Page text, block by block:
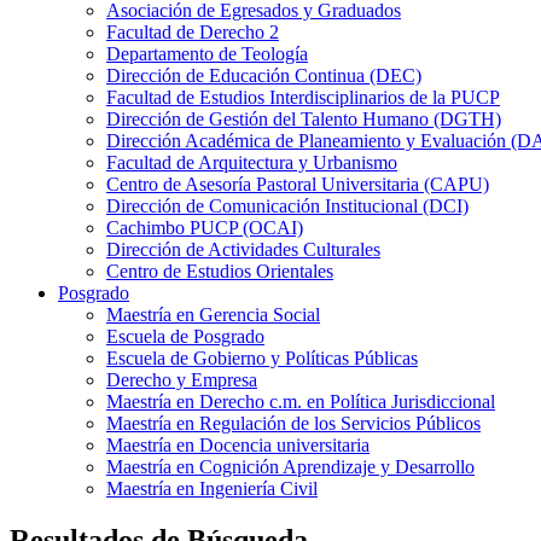
Asociación de Egresados y Graduados
Facultad de Derecho 2
Departamento de Teología
Dirección de Educación Continua (DEC)
Facultad de Estudios Interdisciplinarios de la PUCP
Dirección de Gestión del Talento Humano (DGTH)
Dirección Académica de Planeamiento y Evaluación
Facultad de Arquitectura y Urbanismo
Centro de Asesoría Pastoral Universitaria (CAPU)
Dirección de Comunicación Institucional (DCI)
Cachimbo PUCP (OCAI)
Dirección de Actividades Culturales
Centro de Estudios Orientales
Posgrado
Maestría en Gerencia Social
Escuela de Posgrado
Escuela de Gobierno y Políticas Públicas
Derecho y Empresa
Maestría en Derecho c.m. en Política Jurisdiccional
Maestría en Regulación de los Servicios Públicos
Maestría en Docencia universitaria
Maestría en Cognición Aprendizaje y Desarrollo
Maestría en Ingeniería Civil